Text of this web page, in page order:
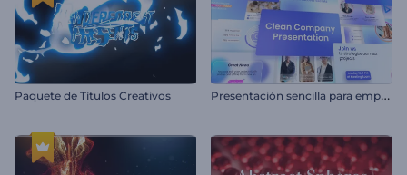
Paquete de Títulos Creativos P
resentación sencilla para empresas